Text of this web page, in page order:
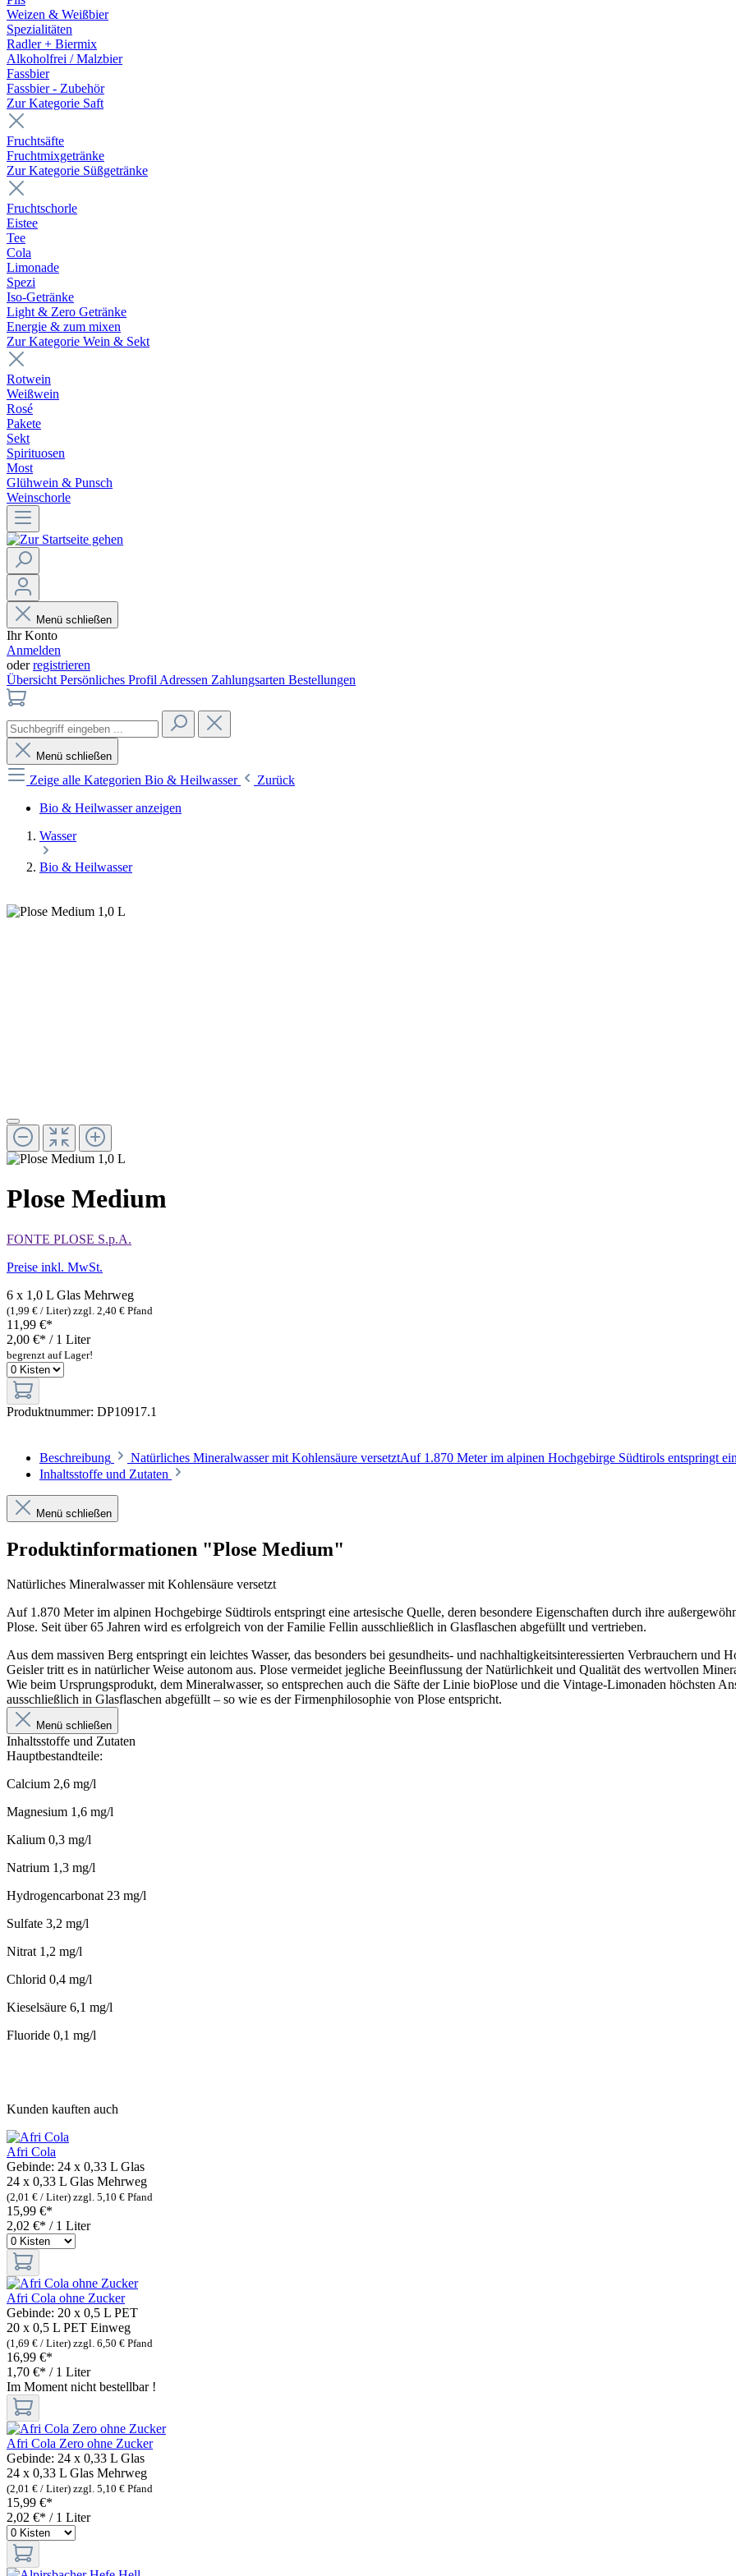
Weizen & Weißbier
Spezialitäten
Radler + Biermix
Alkoholfrei / Malzbier
Fassbier
Fassbier - Zubehör
Zur Kategorie Saft
Fruchtsäfte
Fruchtmixgetränke
Zur Kategorie Süßgetränke
Fruchtschorle
Eistee
Tee
Cola
Limonade
Spezi
Iso-Getränke
Light & Zero Getränke
Energie & zum mixen
Zur Kategorie Wein & Sekt
Rotwein
Weißwein
Rosé
Pakete
Sekt
Spirituosen
Most
Glühwein & Punsch
Weinschorle
Menü schließen
Ihr Konto
Anmelden
oderregistrieren
Übersicht Persönliches Profil Adressen Zahlungsarten Bestellungen
Menü schließen
Zeige alle Kategorien Bio & Heilwasser
Zurück
Bio & Heilwasser anzeigen
Wasser
Bio & Heilwasser
Plose Medium
FONTE PLOSE S.p.A.
Preise inkl. MwSt.
6 x 1,0 L Glas Mehrweg
(1,99 € / Liter) zzgl. 2,40 € Pfand
11,99 €*
2,00 €* / 1 Liter
begrenzt auf Lager!
Produktnummer: DP10917.1
Beschreibung Natürliches Mineralwasser mit Kohlensäure versetztAuf 1.870 Meter im alpinen Hochgebirge Südtirols entspringt
Inhaltsstoffe und Zutaten
Menü schließen
Produktinformationen "Plose Medium"
Natürliches Mineralwasser mit Kohlensäure versetzt
Auf 1.870 Meter im alpinen Hochgebirge Südtirols entspringt eine artesische Quelle, deren besondere Eigenschaften durch ihre
Plose. Seit über 65 Jahren wird es erfolgreich von der Familie Fellin ausschließlich in Glasflaschen abgefüllt und vertrieben.
Aus dem massiven Berg entspringt ein leichtes Wasser, das besonders bei gesundheits- und nachhaltigkeitsinteressierten Verbrauchern
Geisler tritt es in natürlicher Weise autonom aus. Plose vermeidet jegliche Beeinflussung der Natürlichkeit und Qualität des wertvollen
Wie beim Ursprungsprodukt, dem Mineralwasser, so entsprechen auch die Säfte der Linie bioPlose und die Vintage-Limonaden höchsten
ausschließlich in Glasflaschen abgefüllt – so wie es der Firmenphilosophie von Plose entspricht.
Menü schließen
Inhaltsstoffe und Zutaten
Hauptbestandteile:
Calcium 2,6 mg/l
Magnesium 1,6 mg/l
Kalium 0,3 mg/l
Natrium 1,3 mg/l
Hydrogencarbonat 23 mg/l
Sulfate 3,2 mg/l
Nitrat 1,2 mg/l
Chlorid 0,4 mg/l
Kieselsäure 6,1 mg/l
Fluoride 0,1 mg/l
Kunden kauften auch
Afri Cola
Gebinde: 24 x 0,33 L Glas
24 x 0,33 L Glas Mehrweg
(2,01 € / Liter) zzgl. 5,10 € Pfand
15,99 €*
2,02 €* / 1 Liter
Afri Cola ohne Zucker
Gebinde: 20 x 0,5 L PET
20 x 0,5 L PET Einweg
(1,69 € / Liter) zzgl. 6,50 € Pfand
16,99 €*
1,70 €* / 1 Liter
Im Moment nicht bestellbar !
Afri Cola Zero ohne Zucker
Gebinde: 24 x 0,33 L Glas
24 x 0,33 L Glas Mehrweg
(2,01 € / Liter) zzgl. 5,10 € Pfand
15,99 €*
2,02 €* / 1 Liter